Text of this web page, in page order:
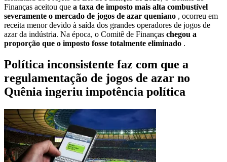
Finanças aceitou que a taxa de imposto mais alta combustível
severamente o mercado de jogos de azar queniano , ocorreu em
receita menor devido à saída dos grandes operadores de jogos de
azar da indústria. Na época, o Comitê de Finanças chegou a
proporção que o imposto fosse totalmente eliminado .
Política inconsistente faz com que a
regulamentação de jogos de azar no
Quênia ingeriu impotência política